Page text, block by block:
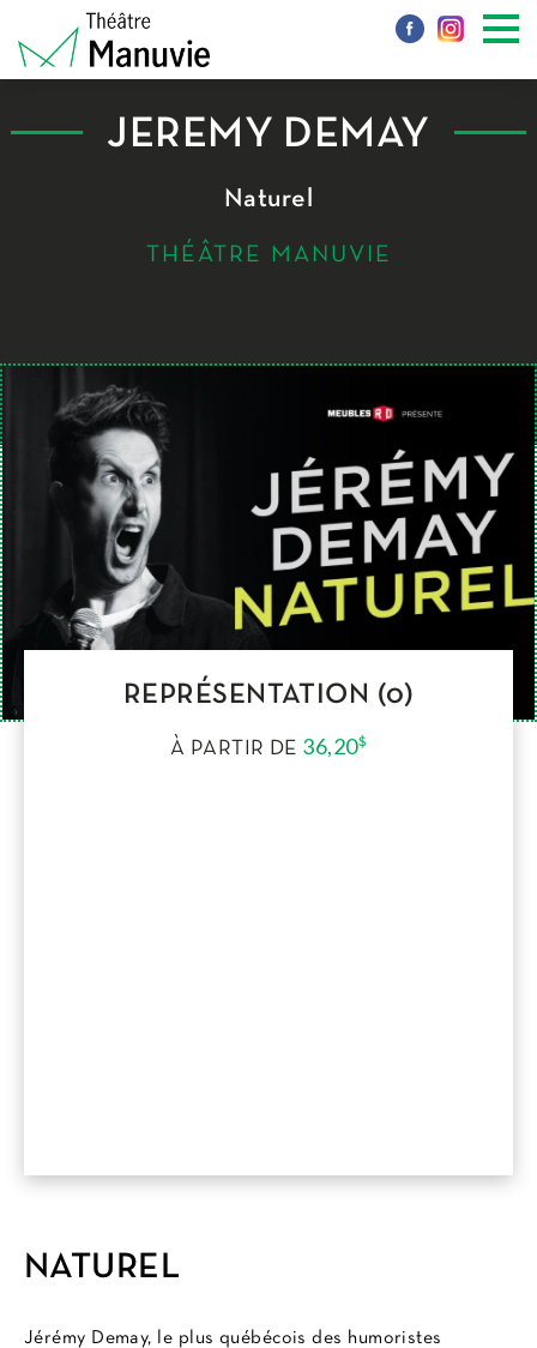
JÉRÉMY DEMAY
Naturel
THÉÂTRE MANUVIE
REPRÉSENTATION (0)
À PARTIR DE 36,20$
NATUREL
Jérémy Demay, le plus québécois des humoristes